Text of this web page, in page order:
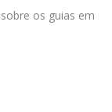
os guias em